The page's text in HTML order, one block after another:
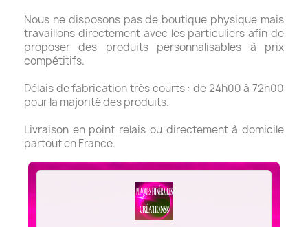
Nous ne disposons pas de boutique physique mais
travaillons directement avec les particuliers afin de
proposer des produits personnalisables à prix
compétitifs.
Délais de fabrication très courts : de 24h00 à 72h00
pour la majorité des produits.
Livraison en point relais ou directement à domicile
partout en France.